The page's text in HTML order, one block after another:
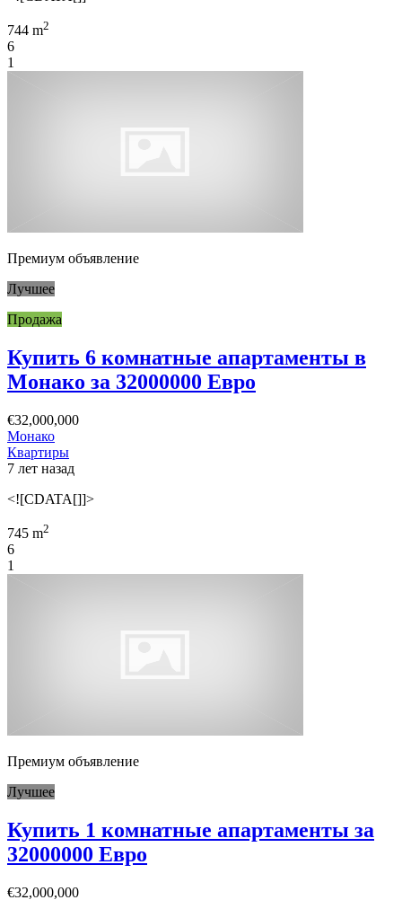
744 m2
6
1
Премиум объявление
Лучшее
Продажа
Купить 6 комнатные апартаменты в
Монако за 32000000 Евро
€32,000,000
Монако
Квартиры
7 лет назад
<![CDATA[]]>
745 m2
6
1
Премиум объявление
Лучшее
Купить 1 комнатные апартаменты за
32000000 Евро
€32,000,000